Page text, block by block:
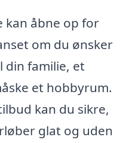
kan åbne op for
om du ønsker
din familie, et
et hobbyrum.
kan du sikre,
glat og uden